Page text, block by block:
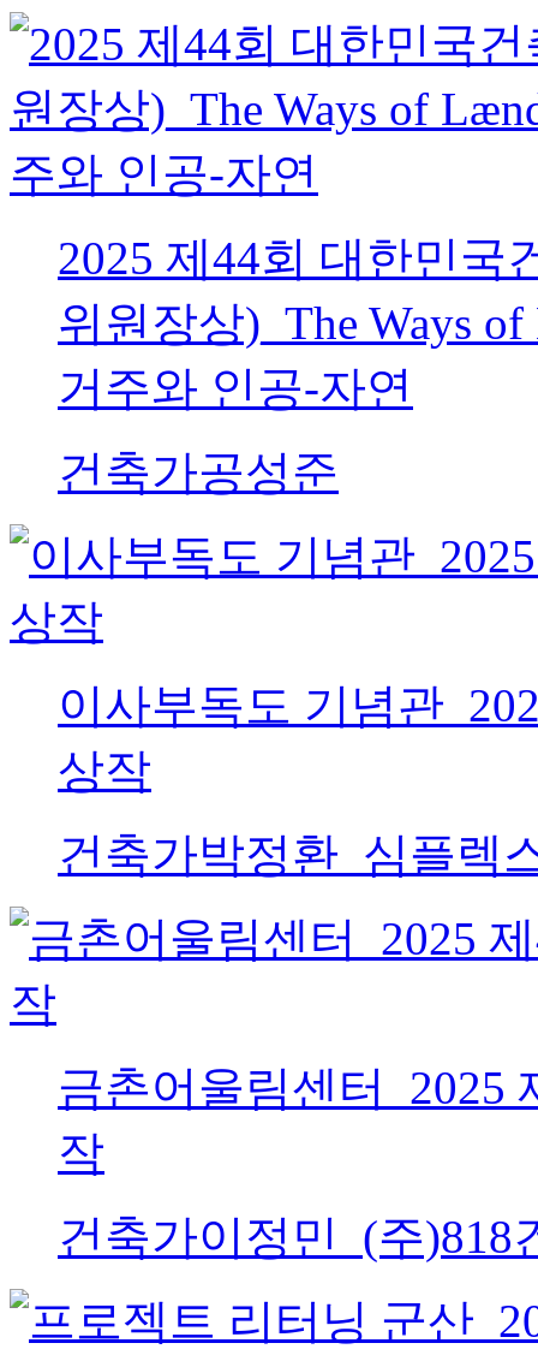
2025 제44회 대한민국
위원장상)_The Ways
거주와 인공-자연
건축가공성준
이사부독도 기념관
상작
건축가박정환_심플렉
금촌어울림센터_2025
작
건축가이정민_(주)818